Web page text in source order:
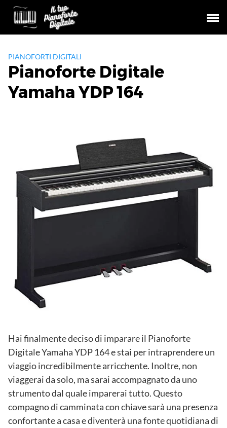
Skip
content
PIANOFORTI DIGITALI
Pianoforte Digitale
Yamaha YDP 164
Hai finalmente deciso di imparare il Pianoforte
Digitale Yamaha YDP 164 e stai per intraprendere un
viaggio incredibilmente arricchente. Inoltre, non
viaggerai da solo, ma sarai accompagnato da uno
strumento dal quale imparerai tutto. Questo
compagno di camminata con chiave sarà una presenza
confortante a casa e diventerà una fonte quotidiana di